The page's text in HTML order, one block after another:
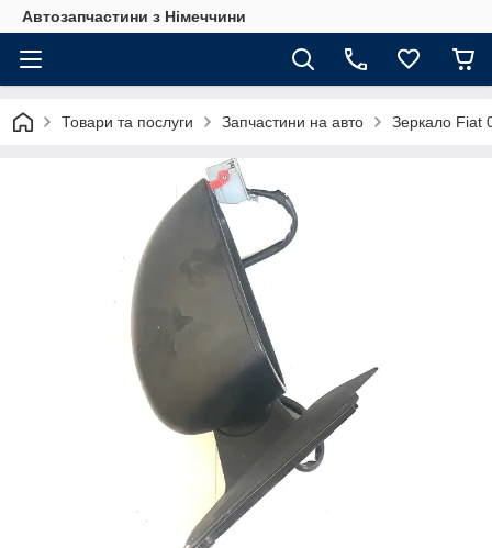
Автозапчастини з Німеччини
Товари та послуги Запчастини на авто Зеркало Fiat